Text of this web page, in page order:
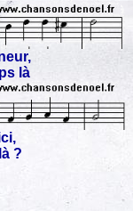
là
?